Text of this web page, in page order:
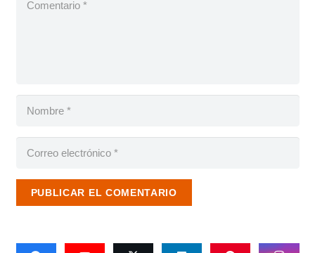
PUBLICAR EL COMENTARIO